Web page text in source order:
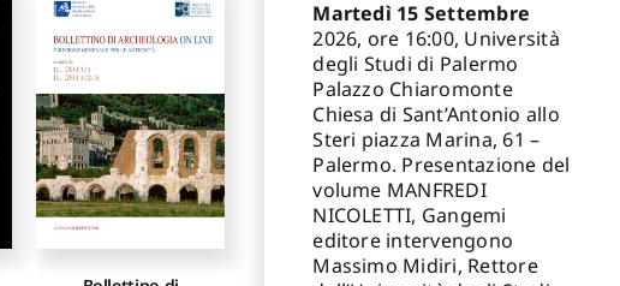
Martedì 15 Settembre
2026, ore 16:00, Università
degli Studi di Palermo
Palazzo Chiaromonte
Chiesa di Sant’Antonio allo
Steri piazza Marina, 61 –
Palermo. Presentazione del
volume MANFREDI
NICOLETTI, Gangemi
editore intervengono
Massimo Midiri, Rettore